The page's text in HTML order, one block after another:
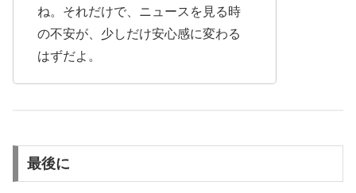
ね。それだけで、ニュースを見る時
の不安が、少しだけ安心感に変わる
はずだよ。
最後に